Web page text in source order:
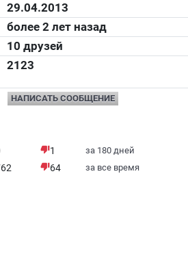
29.04.2013
более 2 лет назад
10 друзей
2123
НАПИСАТЬ СООБЩЕНИЕ
thumb_down1 за 180 дней
thumb_down64 за все время